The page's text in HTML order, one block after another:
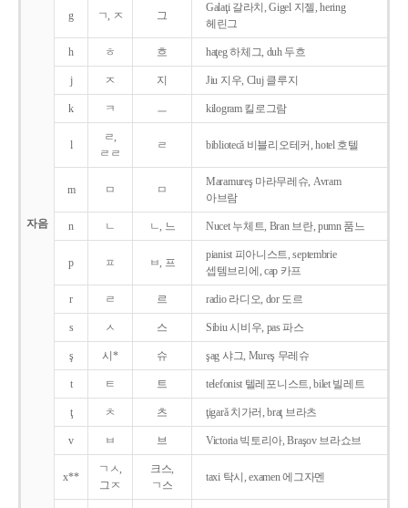
자음
g ㄱ, ㅈ 그
Galaţi 갈라치, Gigel 지젤, hering
헤린그
h ㅎ 흐 haţeg 하체그, duh 두흐
j ㅈ 지 Jiu 지우, Cluj 클루지
k ㅋ ㅡ kilogram 킬로그람
l
ㄹ,
ㄹㄹ
ㄹ bibliotecǎ 비블리오테커, hotel 호텔
m ㅁ ㅁ
Maramureş 마라무레슈, Avram
아브람
n ㄴ ㄴ, 느 Nucet 누체트, Bran 브란, pumn 품느
p ㅍ ㅂ, 프
pianist 피아니스트, septembrie
셉템브리에, cap 카프
r ㄹ 르 radio 라디오, dor 도르
s ㅅ 스 Sibiu 시비우, pas 파스
ş 시* 슈 şag 샤그, Mureş 무레슈
t ㅌ 트 telefonist 텔레포니스트, bilet 빌레트
ţ ㅊ 츠 ţigarǎ 치가러, braţ 브라츠
v ㅂ 브 Victoria 빅토리아, Braşov 브라쇼브
x**
ㄱㅅ,
그ㅈ
크스,
ㄱ스
taxi 탁시, examen 에그자멘